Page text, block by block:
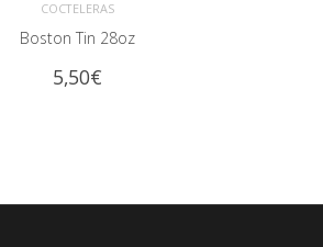
COCTELERAS
Boston Tin 28oz
5,50€